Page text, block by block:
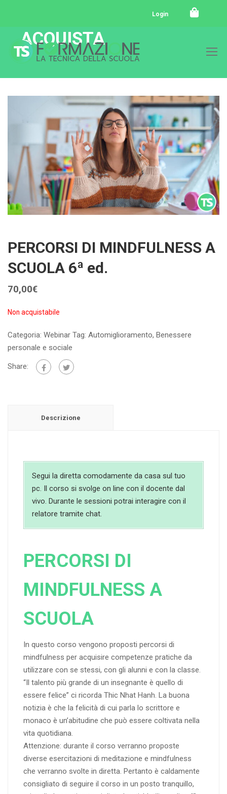
Login
ACQUISTA
PERCORSI DI MINDFULNESS A
SCUOLA 6ª ed.
70,00€
Non acquistabile
Categoria: Webinar Tag: Automiglioramento, Benessere
personale e sociale
Share:
Descrizione
Segui la diretta comodamente da casa sul tuo
pc. Il corso si svolge on line con il docente dal
vivo. Durante le sessioni potrai interagire con il
relatore tramite chat.
PERCORSI DI
MINDFULNESS A
SCUOLA
In questo corso vengono proposti percorsi di
mindfulness per acquisire competenze pratiche da
utilizzare con se stessi, con gli alunni e con la classe.
“Il talento più grande di un insegnante è quello di
essere felice” ci ricorda Thic Nhat Hanh. La buona
notizia è che la felicità di cui parla lo scrittore e
monaco è un’abitudine che può essere coltivata nella
vita quotidiana.
Attenzione: durante il corso verranno proposte
diverse esercitazioni di meditazione e mindfulness
che verranno svolte in diretta. Pertanto è caldamente
consigliato di seguire il corso in un posto tranquillo,